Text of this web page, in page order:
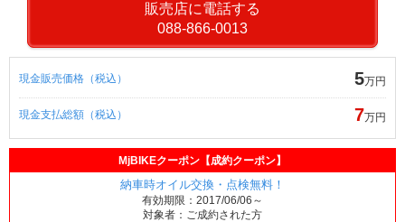
販売店に電話する
088-866-0013
現金販売価格（税込） 5万円
現金支払総額（税込） 7万円
MjBIKEクーポン【成約クーポン】
納車時オイル交換・点検無料！
有効期限：2017/06/06～
対象者：ご成約された方